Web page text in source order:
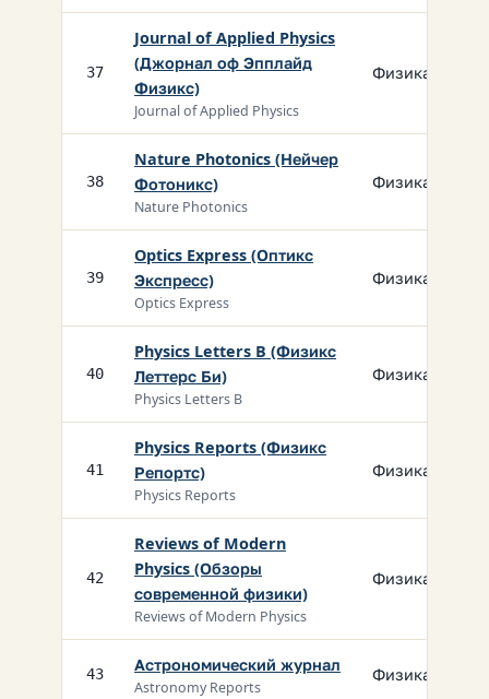
37
Journal of Applied Physics
(Джорнал оф Эпплайд
Физикс)
Journal of Applied Physics
Физика
38
Nature Photonics (Нейчер
Фотоникс)
Nature Photonics
Физика
39
Optics Express (Оптикс
Экспресс)
Optics Express
Физика
40
Physics Letters B (Физикс
Леттерс Би)
Physics Letters B
Физика
41
Physics Reports (Физикс
Репортс)
Physics Reports
Физика
42
Reviews of Modern
Physics (Обзоры
современной физики)
Reviews of Modern Physics
Физика
43 Астрономический журнал
Astronomy Reports
Физика